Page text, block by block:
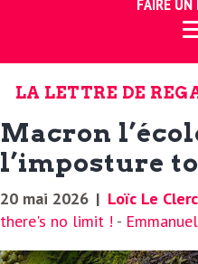
LA LETTRE DE
Macron
l’imposture
20 mai 2026 | Loïc Le Clerc
there's no limit ! -